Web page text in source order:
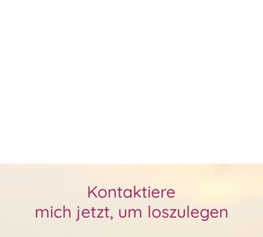
Kontaktiere
mich jetzt, um loszulegen